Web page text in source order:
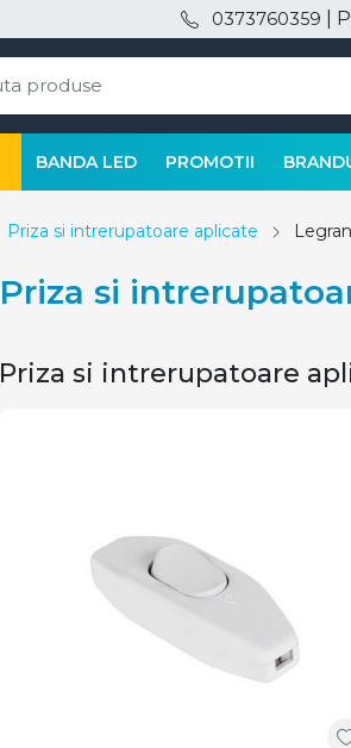
0373760359 |
BANDA LED PROMOTII
Priza si intrerupatoare aplicate
Priza si
Priza si intrerupatoare